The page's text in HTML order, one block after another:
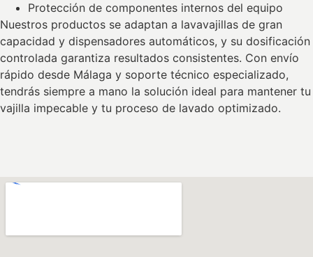
Protección de componentes internos del equipo
Nuestros productos se adaptan a lavavajillas de gran
capacidad y dispensadores automáticos, y su dosificación
controlada garantiza resultados consistentes. Con envío
rápido desde Málaga y soporte técnico especializado,
tendrás siempre a mano la solución ideal para mantener tu
vajilla impecable y tu proceso de lavado optimizado.